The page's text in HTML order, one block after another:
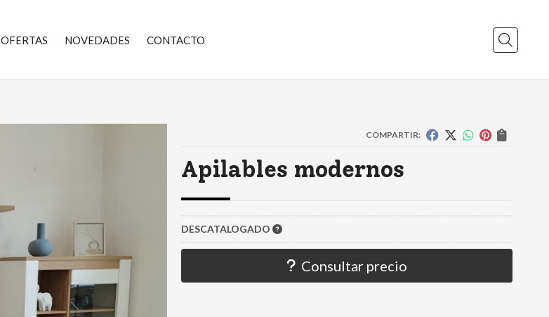
OFERTAS NOVEDADES CONTACTO Buscar
COMPARTIR:
Apilables modernos
DESCATALOGADO
Consultar precio